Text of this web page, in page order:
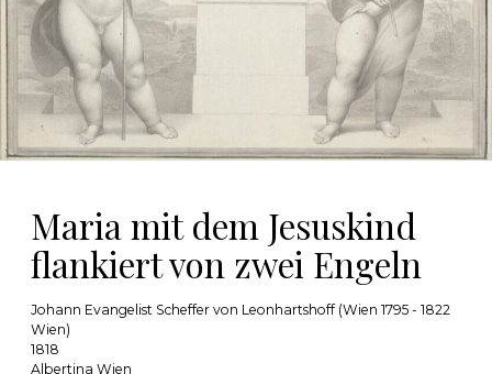
Maria mit dem Jesuskind
flankiert von zwei Engeln
Johann Evangelist Scheffer von Leonhartshoff (Wien 1795 - 1822
Wien)
1818
Albertina Wien